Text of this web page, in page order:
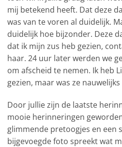
mij betekend heeft. Dat deze
was van te voren al duidelijk.
duidelijk hoe bijzonder. Deze
dat ik mijn zus heb gezien,
haar. 24 uur later werden we
om afscheid te nemen. Ik heb
gezien, maar was ze
Door jullie zijn de laatste
mooie herinneringen
glimmende pretoogjes en een
bijgevoegde foto spreekt wat